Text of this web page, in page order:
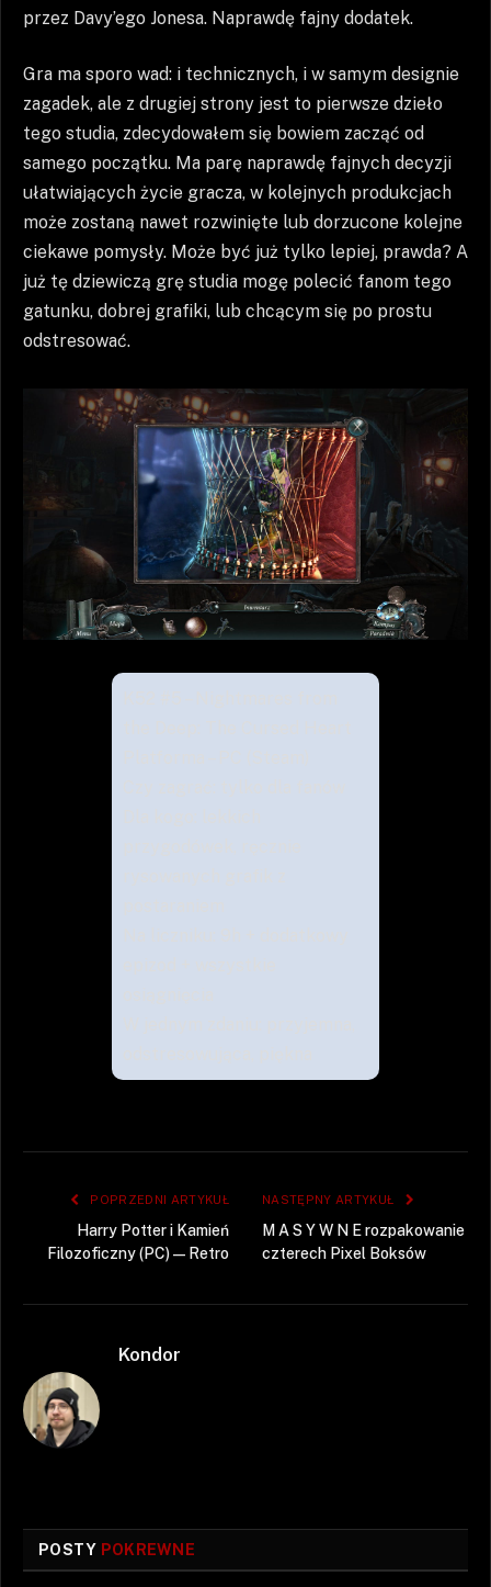
przez Davy’ego Jonesa. Naprawdę fajny dodatek.
Gra ma sporo wad: i technicznych, i w samym designie
zagadek, ale z drugiej strony jest to pierwsze dzieło
tego studia, zdecydowałem się bowiem zacząć od
samego początku. Ma parę naprawdę fajnych decyzji
ułatwiających życie gracza, w kolejnych produkcjach
może zostaną nawet rozwinięte lub dorzucone kolejne
ciekawe pomysły. Może być już tylko lepiej, prawda? A
już tę dziewiczą grę studia mogę polecić fanom tego
gatunku, dobrej grafiki, lub chcącym się po prostu
odstresować.
POPRZEDNI ARTYKUŁ
Harry Potter i Kamień
Filozoficzny (PC) — Retro
NASTĘPNY ARTYKUŁ
M A S Y W N E rozpakowanie
czterech Pixel Boksów
Kondor
POSTY POKREWNE